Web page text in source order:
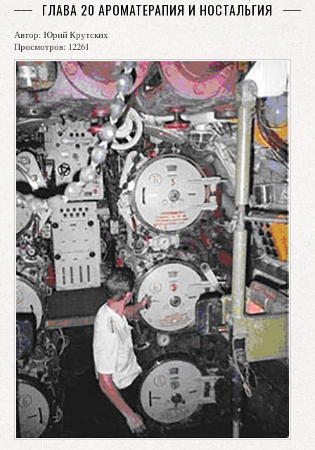
ГЛАВА 20 АРОМАТЕРАПИЯ И НОСТАЛЬГИЯ
Автор: Юрий Крутских
Просмотров: 12261